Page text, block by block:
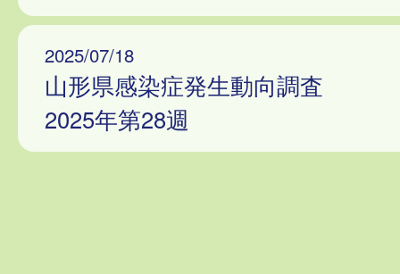
2025/07/18
山形県感染症発生動向調査
2025年第28週